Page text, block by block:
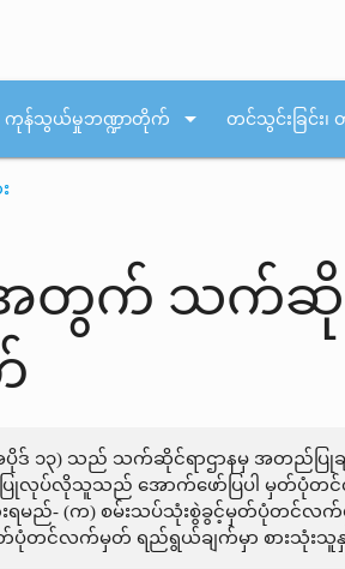
ကုန်သွယ်မှုဘဏ္ဍာတိုက် arrow_drop_down တင်သွင်းခြင်း၊
အတွက် သက်ဆို
ပိုဒ် ၁၃) သည် သက်ဆိုင်ရာဌာနမှ အတည်ပြု
းပြုလုပ်လိုသူသည် အောက်ဖော်ပြပါ မှ
ားရမည်- (က) စမ်းသပ်သုံးစွဲခွင့်မှတ်ပုံတ
င်လက်မှတ် ရည်ရွယ်ချက်မှာ စားသုံးသူနှင့်